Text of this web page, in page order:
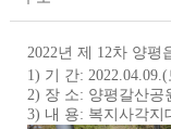
2022년 제 12차 양평
1) 기 간: 2022.04.09.(
2) 장 소: 양평갈산공
3) 내 용: 복지사각지